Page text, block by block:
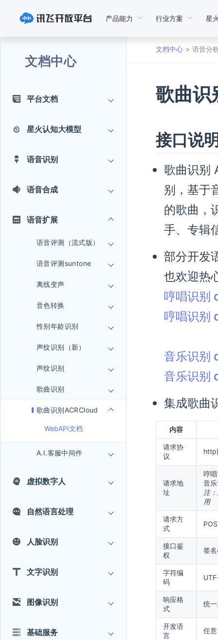
产品能力 行业方案 星
文档中心
平台文档
星火认知大模型
语音识别
语音合成
语音扩展
语音评测（流式版）
语音评测suntone
离线变声
音色转换
性别年龄识别
声纹识别（新）
声纹识别
歌曲识别
歌曲识别ACRCloud
WebAPI文档
A.I.客服中间件
虚拟数字人
自然语言处理
人脸识别
文字识别
图像识别
基础服务
文档中心 语音分
歌曲识
接口说
歌曲识别
别，基于
的歌曲，
手、专辑
部分开发
也欢迎热
哼唱识别
哼唱识别
音乐识别
音乐识别
集成歌曲
内容
请求协
议
请求地
址
哼
音
注
用
请求方
式
接口鉴
权
签
字符编
码
响应格
式
统
开发语
言
任